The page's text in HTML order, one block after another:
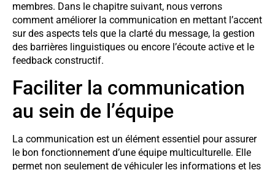
membres. Dans le chapitre suivant, nous verrons
comment améliorer la communication en mettant l’accent
sur des aspects tels que la clarté du message, la gestion
des barrières linguistiques ou encore l’écoute active et le
feedback constructif.
Faciliter la communication
au sein de l’équipe
La communication est un élément essentiel pour assurer
le bon fonctionnement d’une équipe multiculturelle. Elle
permet non seulement de véhiculer les informations et les